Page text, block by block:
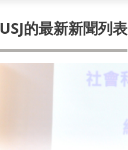
USJ的最新新聞列表